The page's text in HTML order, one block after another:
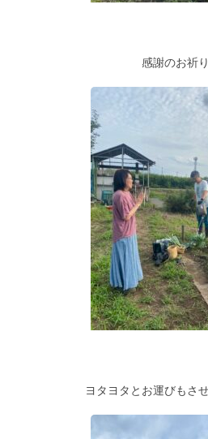
感謝のお祈
ヨタヨタとお運びもさ